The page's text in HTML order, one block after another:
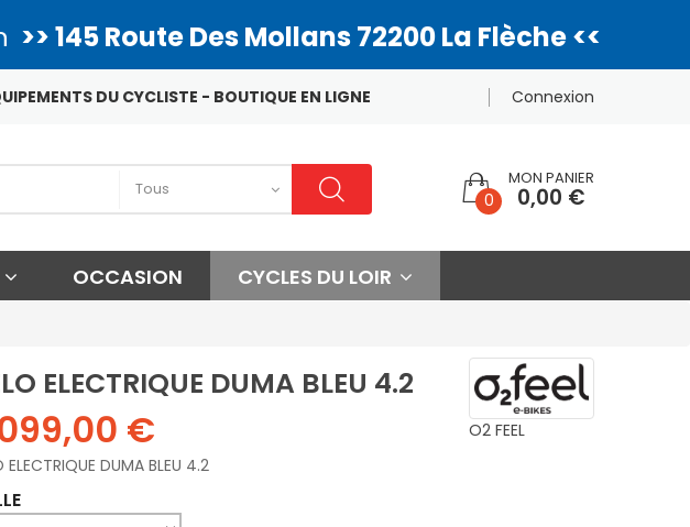
>> 145 Route Des Mollans 72200 La Flèche <<
DU CYCLISTE - BOUTIQUE EN LIGNE Connexion
0
MON PANIER
0,00 €
OCCASION CYCLES DU LOIR
O2 FEEL
ELECTRIQUE DUMA BLEU 4.2
€
ELECTRIQUE DUMA BLEU 4.2